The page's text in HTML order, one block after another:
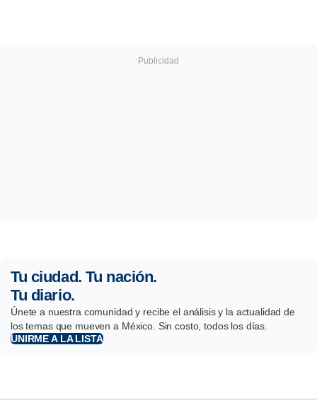
Tu ciudad. Tu nación.
Tu diario.
Únete a nuestra comunidad y recibe el análisis y la actualidad de
los temas que mueven a México. Sin costo, todos los días.
UNIRME A LA LISTA